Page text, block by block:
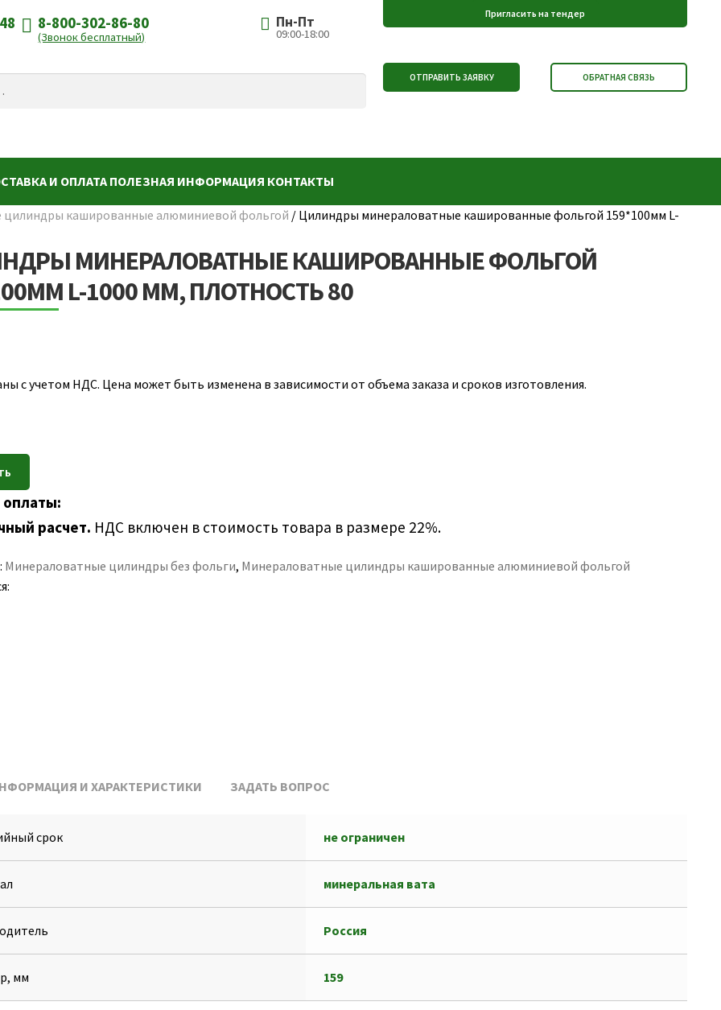
8-800-302-86-80
(Звонок бесплатный)
Пн-Пт
09:00-18:00
И ОПЛАТА ПОЛЕЗНАЯ ИНФОРМАЦИЯ КОНТАКТЫ
кашированные алюминиевой фольгой / Цилиндры минераловатные кашированные фольгой 159*100мм L-
МИНЕРАЛОВАТНЫЕ КАШИРОВАННЫЕ ФОЛЬГОЙ
L-1000 ММ, ПЛОТНОСТЬ 80
с учетом НДС. Цена может быть изменена в зависимости от объема заказа и сроков изготовления.
расчет. НДС включен в стоимость товара в размере 22%.
Минераловатные цилиндры без фольги, Минераловатные цилиндры кашированные алюминиевой фольгой
И ХАРАКТЕРИСТИКИ ЗАДАТЬ ВОПРОС
срок не ограничен
минеральная вата
Россия
мм 159